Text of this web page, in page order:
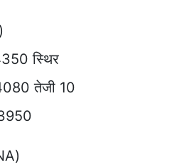
स्थिर
तेजी 10